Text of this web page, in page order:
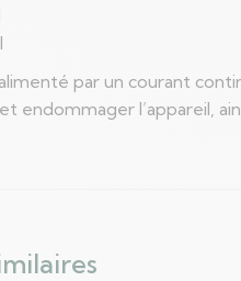
par un courant
endommager l’appareil,